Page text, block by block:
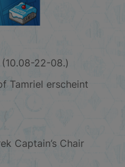
22-08.)
Tamriel erscheint
Captain’s Chair